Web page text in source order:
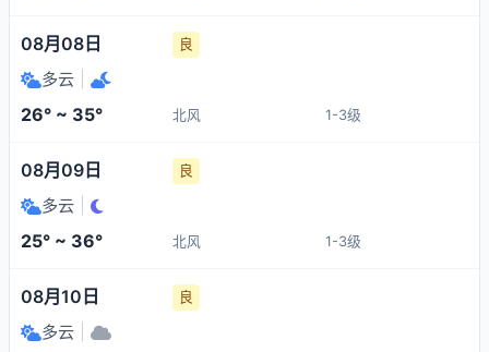
08月08日 良
多云
26° ~ 35° 北风 1-3级
08月09日 良
多云
25° ~ 36° 北风 1-3级
08月10日 良
多云